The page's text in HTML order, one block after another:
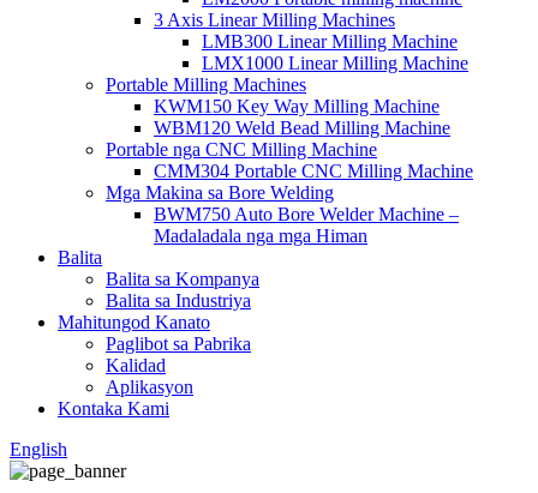
3 Axis Linear Milling Machines
LMB300 Linear Milling Machine
LMX1000 Linear Milling Machine
Portable Milling Machines
KWM150 Key Way Milling Machine
WBM120 Weld Bead Milling Machine
Portable nga CNC Milling Machine
CMM304 Portable CNC Milling Machine
Mga Makina sa Bore Welding
BWM750 Auto Bore Welder Machine –
Madaladala nga mga Himan
Balita
Balita sa Kompanya
Balita sa Industriya
Mahitungod Kanato
Paglibot sa Pabrika
Kalidad
Aplikasyon
Kontaka Kami
English